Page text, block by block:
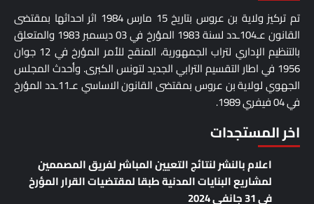
تم تركيز ولاية بن عروس بتاريخ 15 مارس 1984 اثر احداثها بمقتضى
القانون عـ104ـدد لسنة 1983 المؤرخ في 03 ديسمبر 1983 والمتعلق
بالتنظيم اﻹداري لتراب الجمهورية، المنقح للأمر المؤرخ في 12 جوان
1956 في اطار التقسيم الترابي الجديد لتونس الكبرى. وأحدث المجلس
الجهوي لولاية بن عروس بمقتضى القانون الاساسي عـ11ـدد المؤرخ
في 04 فيفري 1989.
اخر المستجدات
اعلام بالنشر لنتائج التعيين المباشر لفريق المصممين
لمشاريع البنايات المدنية طبقا لمقتضيات القرار المؤرخ
في 31 جانفي 2024